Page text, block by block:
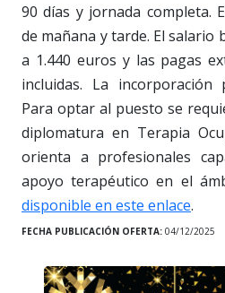
90 días y jornada completa.
de mañana y tarde. El salario
a 1.440 euros y las pagas
incluidas. La incorporación
Para optar al puesto se
diplomatura en Terapia
orienta a profesionales
apoyo terapéutico en el
disponible en este enlace.
FECHA PUBLICACIÓN OFERTA: 04/12/2025